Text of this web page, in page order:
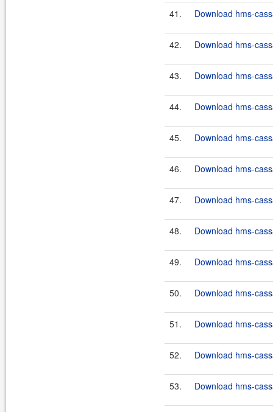
41. Download hms-
42. Download hms-
43. Download hms-
44. Download hms-
45. Download hms-
46. Download hms-
47. Download hms-
48. Download hms-
49. Download hms-
50. Download hms-
51. Download hms-
52. Download hms-
53. Download hms-